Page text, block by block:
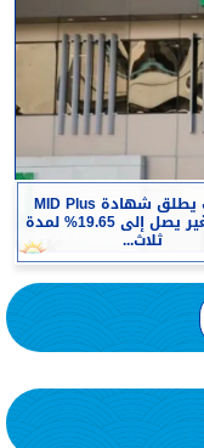
ميدبنك يطلق شهادة MID Plus
بعائد متغير يصل إلى 19.65% لمدة
ثلاث...